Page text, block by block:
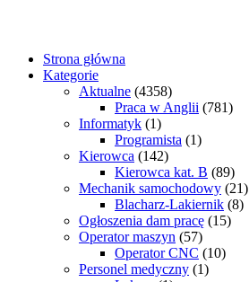
Strona główna
Kategorie
Aktualne (4358)
Praca w Anglii (781)
Informatyk (1)
Programista (1)
Kierowca (142)
Kierowca kat. B (89)
Mechanik samochodowy (21)
Blacharz-Lakiernik (8)
Ogłoszenia dam pracę (15)
Operator maszyn (57)
Operator CNC (10)
Personel medyczny (1)